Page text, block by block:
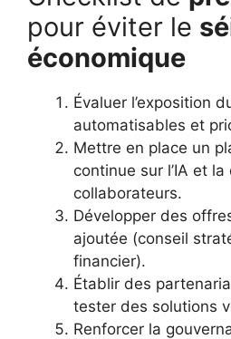
pour éviter le
économique
Évaluer l’exposition
automatisables et
Mettre en place un
continue sur l’IA et
collaborateurs.
Développer des
ajoutée (conseil
financier).
Établir des
tester des solutions
Renforcer la